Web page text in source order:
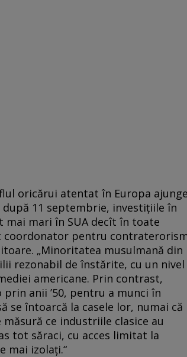
oricărui atentat în Europa
11 septembrie, investițiile în
mari în SUA decît în toate
coordonator pentru
„Minoritatea musulmană din
rezonabil de înstărite, cu un nivel
americane. Prin contrast,
anii ’50, pentru a munci în
se întoarcă la casele lor, numai că
ce industriile clasice au
tot săraci, cu acces limitat la
mai izolați.“